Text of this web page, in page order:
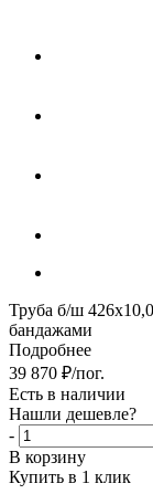
Труба б/ш
бандажами
Подробнее
39 870 ₽/пог.
Есть в наличии
Нашли дешевле?
-
В корзину
Купить в 1 клик